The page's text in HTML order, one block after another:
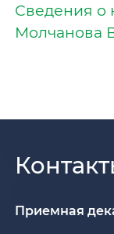
Сведения о
Молчанова
Приемная